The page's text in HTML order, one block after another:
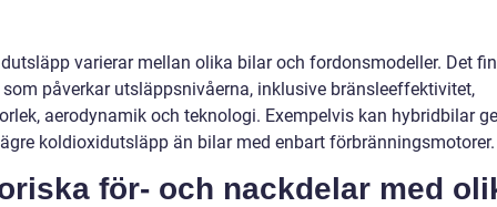
varierar mellan olika bilar och fordonsmodeller. Det
påverkar utsläppsnivåerna, inklusive bränsleeffektivitet,
aerodynamik och teknologi. Exempelvis kan hybridbilar
koldioxidutsläpp än bilar med enbart förbränningsmotorer.
för- och nackdelar med